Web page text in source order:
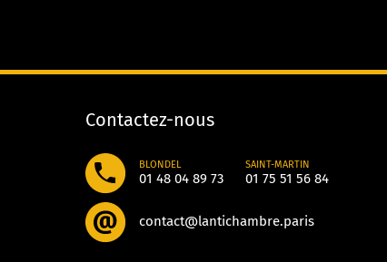
Contactez-nous
BLONDEL
01 48 04 89 73
SAINT-MARTIN
01 75 51 56 84
contact@lantichambre.paris